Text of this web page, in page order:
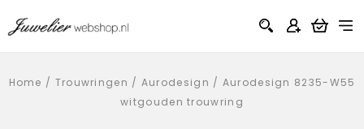
Home / Trouwringen / Aurodesign / Aurodesign 8235-W55
witgouden trouwring